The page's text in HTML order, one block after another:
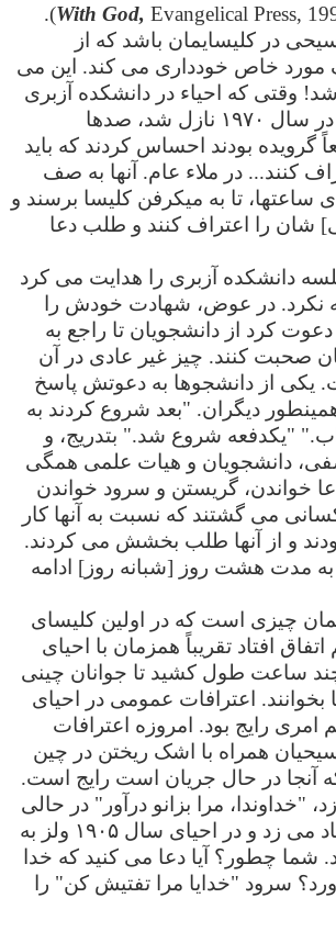
With God, Evangelical Press,
در کلیسایمان باشد که از
مورد خاص خودداری می کند. این می
وقتی که احیاء در دانشکده آزبری
در ویلمور کنتاکی در سال ۱۹۷۰ نازل شد، صدها
گرویده بودند احساس کردند که باید
کنند... در ملاء عام. آنها به صف
ساعتها، تا به میکرفن کلیسا برسند و
شان را اعتراف کنند و طلب دعا
دانشکده آزبری را هدایت می کرد
نکرد. در عوض، شهادت خودش را
کرد از دانشجویان تا راجع به
صحبت کنند. چیز غیر عادی در آن
یکی از دانشجوها به دعوتش پاسخ
دیگران. "بعد شروع کردند به
"یکدفعه شروع شد." بتدریج، و
دانشجویان و هیات علمی همگی
خواندن، گریستن و سرود خواندن
کسانی می گشتند که نسبت به آنها کار
و از آنها طلب بخشش می کردند.
مدت هشت روز [شبانه روز] ادامه
همان چیزی است که در اولین کلیسای
افتاد تقریباً همزمان با احیای
ساعت طول کشید تا جوانان چینی
بخوانند. اعترافات عمومی در احیای
کره هم امری رایج بود. امروزه اعترافات
همراه با اشک ریختن در چین
آنجا در حال جریان است رایج است.
"خداوندا، مرا بزانو درآور" در حالی
که بسوی خدا فریاد می زد و در احیای سال ۱۹۰۵ ولز به
شما چطور؟ آیا دعا می کنید که خدا
سرود "خدایا مرا تفتیش کن" را